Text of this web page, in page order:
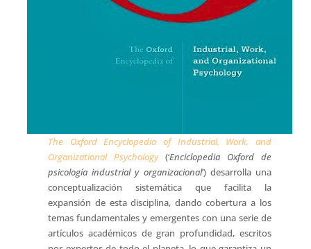
The Oxford Encyclopedia of Industrial, Work, and
Organizational Psychology(‘Enciclopedia Oxford de
psicología industrial y organizacional’) desarrolla una
conceptualización sistemática que facilita la
expansión de esta disciplina, dando cobertura a los
temas fundamentales y emergentes con una serie de
artículos académicos de gran profundidad, escritos